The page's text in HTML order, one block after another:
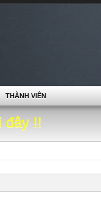
đây !!
THÀNH VIÊN